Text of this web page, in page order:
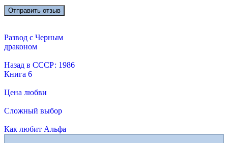
Развод с Черным
драконом
Назад в СССР: 1986
Книга 6
Цена любви
Сложный выбор
Как любит Альфа